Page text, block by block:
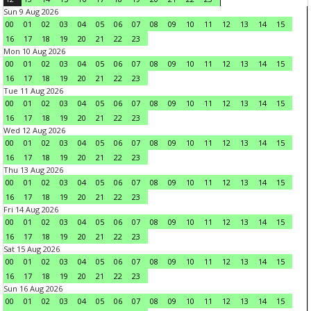
Sun 9 Aug 2026
00
01 02 03 04 05 06 07 08 09 10 11 12 13 14
15
16
17 18 19 20 21 22
23
Mon 10 Aug 2026
00
01 02 03 04 05 06 07 08 09 10 11 12 13 14
15
16
17 18 19 20 21 22
23
Tue 11 Aug 2026
00
01 02 03 04 05 06 07 08 09 10 11 12 13 14
15
16
17 18 19 20 21 22
23
Wed 12 Aug 2026
00
01 02 03 04 05 06 07 08 09 10 11 12 13 14
15
16
17 18 19 20 21 22
23
Thu 13 Aug 2026
00
01 02 03 04 05 06 07 08 09 10 11 12 13 14
15
16
17 18 19 20 21 22
23
Fri 14 Aug 2026
00
01 02 03 04 05 06 07 08 09 10 11 12 13 14
15
16
17 18 19 20 21 22
23
Sat 15 Aug 2026
00
01 02 03 04 05 06 07 08 09 10 11 12 13 14
15
16
17 18 19 20 21 22
23
Sun 16 Aug 2026
00
01 02 03 04 05 06 07 08 09 10 11 12 13 14
15